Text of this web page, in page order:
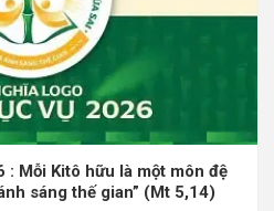
: Mỗi Kitô hữu là một môn đệ
sáng thế gian” (Mt 5,14)